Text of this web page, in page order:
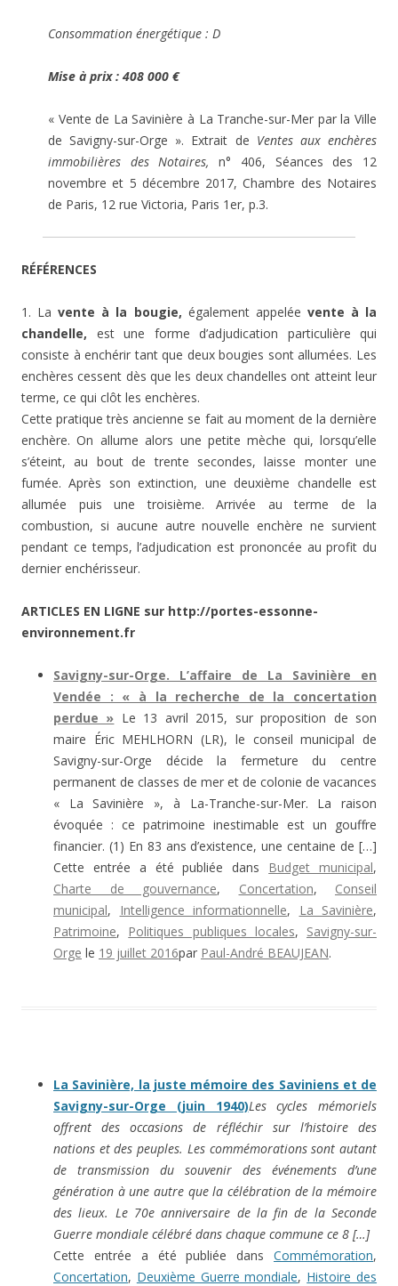
Consommation énergétique : D
Mise à prix : 408 000 €
« Vente de La Savinière à La Tranche-sur-Mer par la Ville
de Savigny-sur-Orge ». Extrait de Ventes aux enchères
immobilières des Notaires, n° 406, Séances des 12
novembre et 5 décembre 2017, Chambre des Notaires
de Paris, 12 rue Victoria, Paris 1er, p.3.
RÉFÉRENCES
1. Lavente à la bougie, également appelée vente à la
chandelle, est une forme d’adjudication particulière qui
consiste à enchérir tant que deux bougies sont allumées. Les
enchères cessent dès que les deux chandelles ont atteint leur
terme, ce qui clôt les enchères.
Cette pratique très ancienne se fait au moment de la dernière
enchère. On allume alors une petite mèche qui, lorsqu’elle
s’éteint, au bout de trente secondes, laisse monter une
fumée. Après son extinction, une deuxième chandelle est
allumée puis une troisième. Arrivée au terme de la
combustion, si aucune autre nouvelle enchère ne survient
pendant ce temps, l’adjudication est prononcée au profit du
dernier enchérisseur.
ARTICLES EN LIGNE sur http://portes-essonne-
environnement.fr
Savigny-sur-Orge. L’affaire de La Savinière en
Vendée : « à la recherche de la concertation
perdue » Le 13 avril 2015, sur proposition de son
maire Éric MEHLHORN (LR), le conseil municipal de
Savigny-sur-Orge décide la fermeture du centre
permanent de classes de mer et de colonie de vacances
« La Savinière », à La-Tranche-sur-Mer. La raison
évoquée : ce patrimoine inestimable est un gouffre
financier. (1) En 83 ans d’existence, une centaine de […]
Cette entrée a été publiée dans Budget municipal,
Charte de gouvernance, Concertation, Conseil
municipal, Intelligence informationnelle, La Savinière,
Patrimoine, Politiques publiques locales, Savigny-sur-
Orge le 19 juillet 2016par Paul-André BEAUJEAN.
La Savinière, la juste mémoire des Saviniens et de
Savigny-sur-Orge (juin 1940)Les cycles mémoriels
offrent des occasions de réfléchir sur l’histoire des
nations et des peuples. Les commémorations sont autant
de transmission du souvenir des événements d’une
génération à une autre que la célébration de la mémoire
des lieux. Le 70e anniversaire de la fin de la Seconde
Guerre mondiale célébré dans chaque commune ce 8 […]
Cette entrée a été publiée dans Commémoration,
Concertation, Deuxième Guerre mondiale, Histoire des